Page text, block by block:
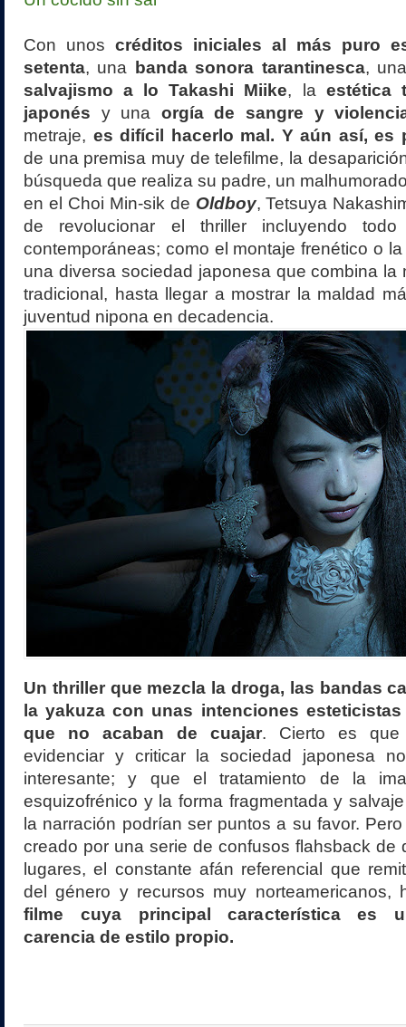
Con unos créditos iniciales al más puro
setenta, una banda sonora tarantinesca,
salvajismo a lo Takashi Miike, la estética
japonés y una orgía de sangre y
metraje, es difícil hacerlo mal. Y aún así, es
de una premisa muy de telefilme, la
búsqueda que realiza su padre, un
en el Choi Min-sik de Oldboy, Tetsuya
de revolucionar el thriller incluyendo
contemporáneas; como el montaje frenético o
una diversa sociedad japonesa que combina la
tradicional, hasta llegar a mostrar la maldad
juventud nipona en decadencia.
Un thriller que mezcla la droga, las bandas
la yakuza con unas intenciones
que no acaban de cuajar. Cierto es que
evidenciar y criticar la sociedad japonesa
interesante; y que el tratamiento de la
esquizofrénico y la forma fragmentada y
la narración podrían ser puntos a su favor.
creado por una serie de confusos flahsback de
lugares, el constante afán referencial que
del género y recursos muy
filme cuya principal característica es
carencia de estilo propio.